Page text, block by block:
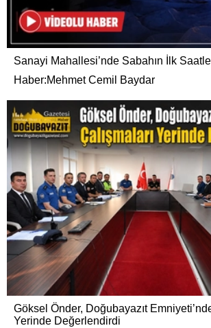
Sanayi Mahallesi’nde Sabahın İlk
Haber:Mehmet Cemil Baydar
Göksel Önder, Doğubayazıt
Yerinde Değerlendirdi